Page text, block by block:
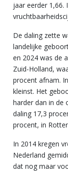
jaar eerder 1,66.
De daling zette
landelijke
en 2024 was de
Zuid-Holland,
procent afnam.
kleinst. Het
harder dan in de
daling 17,3
procent, in
In 2014 kregen
Nederland
dat nog maar